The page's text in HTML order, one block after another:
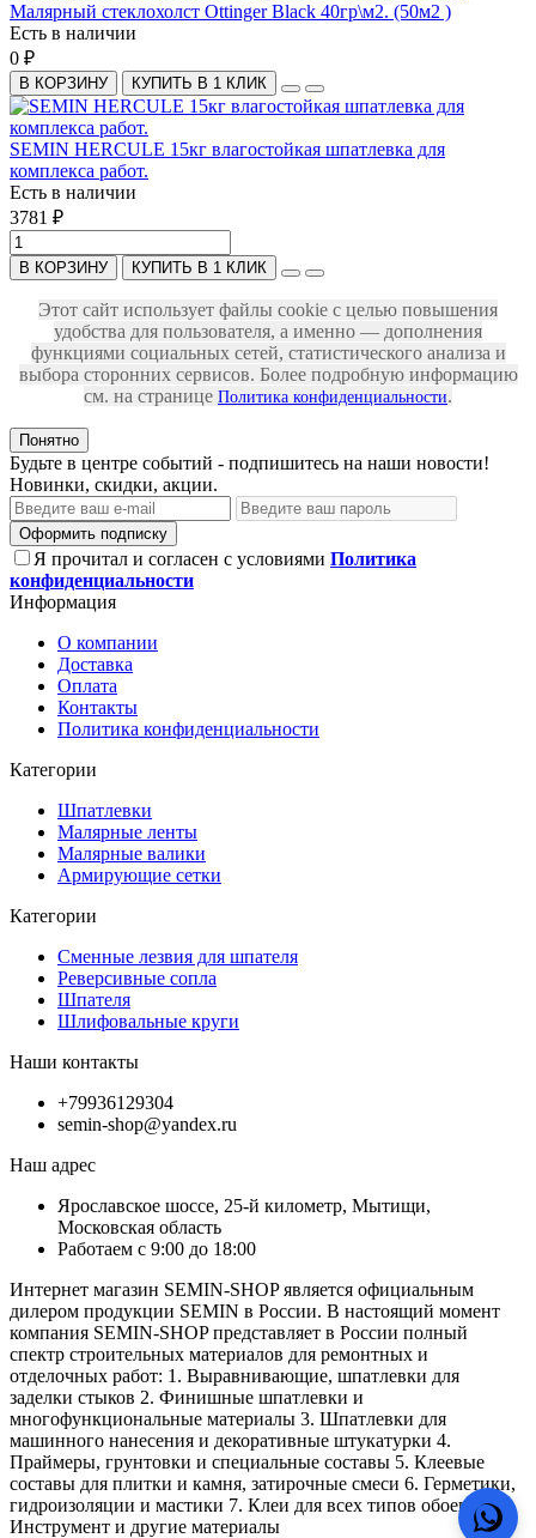
Малярный стеклохолст Ottinger Black 40гр\м2. (50м2 )
Есть в наличии
0 ₽
В КОРЗИНУ КУПИТЬ В 1 КЛИК
SEMIN HERCULE 15кг влагостойкая шпатлевка для
комплекса работ.
Есть в наличии
3781 ₽
В КОРЗИНУ КУПИТЬ В 1 КЛИК
Этот сайт использует файлы cookie с целью повышения
удобства для пользователя, а именно — дополнения
функциями социальных сетей, статистического анализа и
выбора сторонних сервисов. Более подробную информацию
см. на странице Политика конфиденциальности.
Понятно
Будьте в центре событий - подпишитесь на наши новости!
Новинки, скидки, акции.
Оформить подписку
Я прочитал и согласен с условиями Политика
конфиденциальности
Информация
О компании
Доставка
Оплата
Контакты
Политика конфиденциальности
Категории
Шпатлевки
Малярные ленты
Малярные валики
Армирующие сетки
Категории
Сменные лезвия для шпателя
Реверсивные сопла
Шпателя
Шлифовальные круги
Наши контакты
+79936129304
semin-shop@yandex.ru
Наш адрес
Ярославское шоссе, 25-й километр, Мытищи,
Московская область
Работаем с 9:00 до 18:00
Интернет магазин SEMIN-SHOP является официальным
дилером продукции SEMIN в России. В настоящий момент
компания SEMIN-SHOP представляет в России полный
спектр строительных материалов для ремонтных и
отделочных работ: 1. Выравнивающие, шпатлевки для
заделки стыков 2. Финишные шпатлевки и
многофункциональные материалы 3. Шпатлевки для
машинного нанесения и декоративные штукатурки 4.
Праймеры, грунтовки и специальные составы 5. Клеевые
составы для плитки и камня, затирочные смеси 6. Герметики,
гидроизоляции и мастики 7. Клеи для всех типов обоев 8.
Инструмент и другие материалы